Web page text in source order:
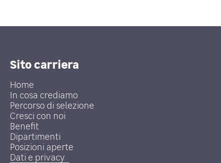
Sito carriera
Home
In cosa crediamo
Percorso di selezione
Cresci con noi
Benefit
Dipartimenti
Posizioni aperte
Dati e privacy